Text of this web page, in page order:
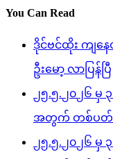
You Can Read
ဒိုင်ဗင်ထိုး ကျန
ဦးမော့ လာပြန်ပြီ
၂၅.၅.၂၀၂၆ မှ
အတွက် တစ်ပတ်စ
၂၅.၅.၂၀၂၆ မှ